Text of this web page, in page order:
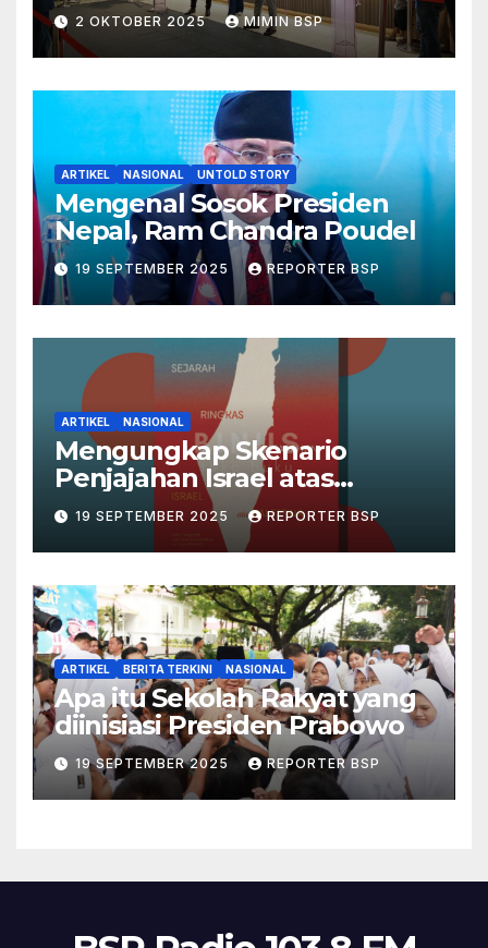
2 OKTOBER 2025 MIMIN BSP
ARTIKEL NASIONAL UNTOLD STORY
Mengenal Sosok Presiden
Nepal, Ram Chandra Poudel
19 SEPTEMBER 2025 REPORTER BSP
ARTIKEL NASIONAL
Mengungkap Skenario
Penjajahan Israel atas
Palestina dalam Buku Ilan
Pappé
19 SEPTEMBER 2025 REPORTER BSP
ARTIKEL BERITA TERKINI NASIONAL
Apa itu Sekolah Rakyat yang
diinisiasi Presiden Prabowo
19 SEPTEMBER 2025 REPORTER BSP